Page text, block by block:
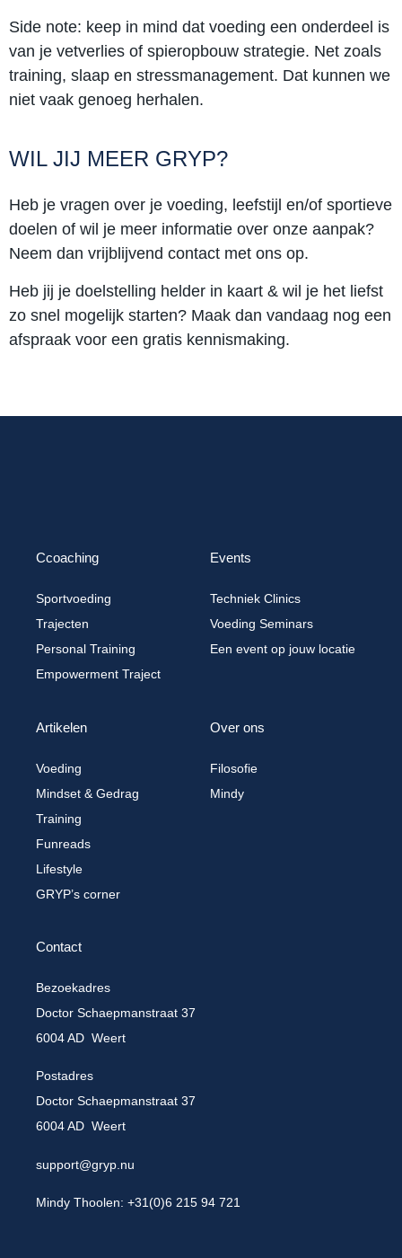
Side note: keep in mind dat voeding een onderdeel is
van je vetverlies of spieropbouw strategie. Net zoals
training, slaap en stressmanagement. Dat kunnen we
niet vaak genoeg herhalen.
WIL JIJ MEER GRYP?
Heb je vragen over je voeding, leefstijl en/of sportieve
doelen of wil je meer informatie over onze aanpak?
Neem dan vrijblijvend contact met ons op.
Heb jij je doelstelling helder in kaart & wil je het liefst
zo snel mogelijk starten? Maak dan vandaag nog een
afspraak voor een gratis kennismaking.
Ccoaching
Sportvoeding
Trajecten
Personal Training
Empowerment Traject
Events
Techniek Clinics
Voeding Seminars
Een event op jouw locatie
Artikelen
Voeding
Mindset & Gedrag
Training
Funreads
Lifestyle
GRYP’s corner
Over ons
Filosofie
Mindy
Contact
Bezoekadres
Doctor Schaepmanstraat 37
6004 AD Weert
Postadres
Doctor Schaepmanstraat 37
6004 AD Weert
support@gryp.nu
Mindy Thoolen: +31(0)6 215 94 721